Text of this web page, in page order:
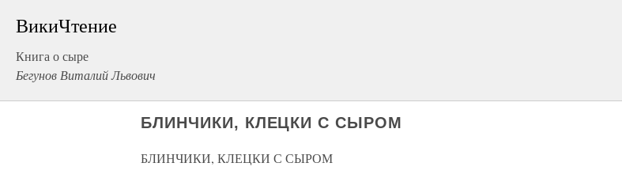
ВикиЧтение
Книга о сыре
Бегунов Виталий Львович
БЛИНЧИКИ, КЛЕЦКИ С СЫРОМ
БЛИНЧИКИ, КЛЕЦКИ С СЫРОМ